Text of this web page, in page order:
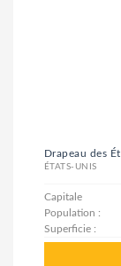
Drapeau des
ÉTATS-UNIS
Capitale
Population :
Superficie :